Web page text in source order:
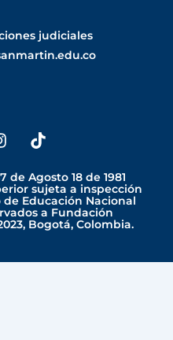
judiciales
T
k
t
o
k
de Agosto 18 de 1981
sujeta a inspección
Educación Nacional
a Fundación
Bogotá, Colombia.